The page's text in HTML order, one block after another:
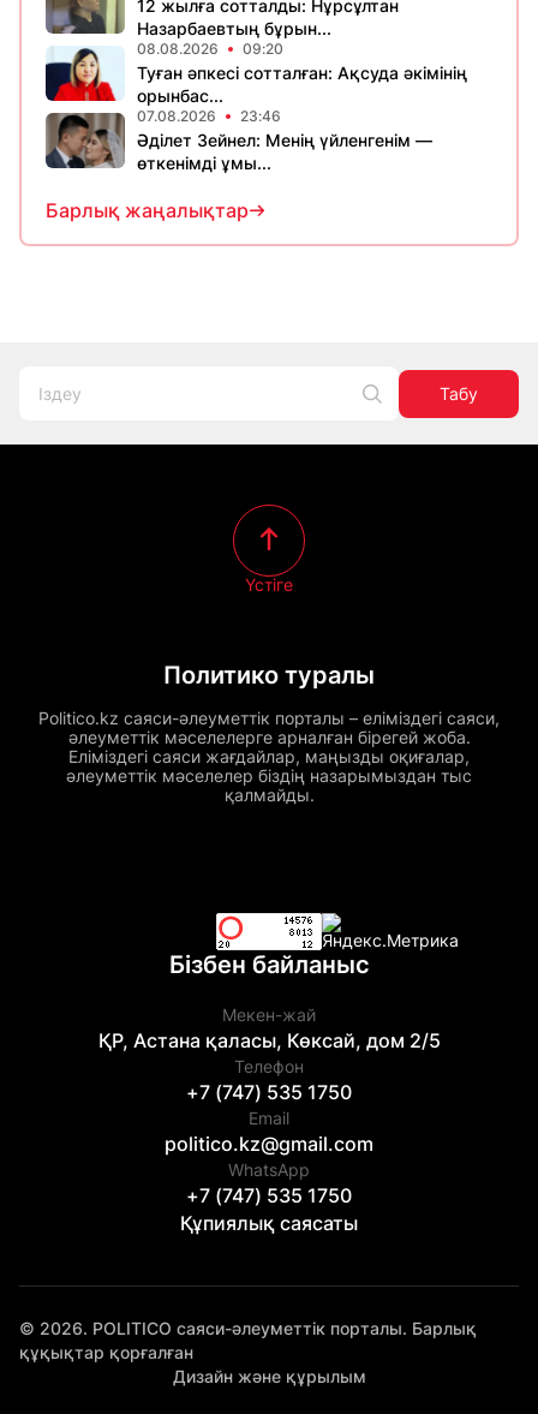
12 жылға сотталды: Нұрсұлтан
Назарбаевтың бұрын...
08.08.2026 09:20
Туған әпкесі сотталған: Ақсуда әкімінің
орынбас...
07.08.2026 23:46
Әділет Зейнел: Менің үйленгенім —
өткенімді ұмы...
Барлық жаңалықтар
Табу
Политико туралы
Politico.kz саяси-әлеуметтік порталы – еліміздегі саяси,
әлеуметтік мәселелерге арналған бірегей жоба.
Еліміздегі саяси жағдайлар, маңызды оқиғалар,
әлеуметтік мәселелер біздің назарымыздан тыс
қалмайды.
Үстіге
Бізбен байланыс
Мекен-жай
ҚР, Астана қаласы, Көксай, дом 2/5
Телефон
+7 (747) 535 1750
Email
politico.kz@gmail.com
WhatsApp
+7 (747) 535 1750
Құпиялық саясаты
© 2026. POLITICO саяси-әлеуметтік порталы. Барлық
құқықтар қорғалған
Дизайн және құрылым